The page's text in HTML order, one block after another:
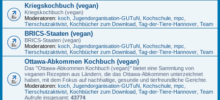
Kriegskochbuch (vegan)
Kriegskochbuch (vegan)
Moderatoren: koch, Jugendorganisation-GUTuN, Kochschule, mpc,
Tierschutzaktivist, Kochbücher zum Download, Tag-der-Tiere-Hannover, Team
BRICS-Staaten (vegan)
BRICS-Staaten (vegan)
Moderatoren: koch, Jugendorganisation-GUTuN, Kochschule, mpc,
Tierschutzaktivist, Kochbücher zum Download, Tag-der-Tiere-Hannover, Team
Ottawa-Abkommen Kochbuch (vegan)
Das "Ottawa-Abkommen Kochbuch (vegan)" bietet eine Sammlung von
veganen Rezepten aus Ländern, die das Ottawa-Abkommen unterzeichnet
haben, mit dem Fokus auf nachhaltige, gesunde und tierfreundliche Gerichte.
Moderatoren: koch, Jugendorganisation-GUTuN, Kochschule, mpc,
Tierschutzaktivist, Kochbücher zum Download, Tag-der-Tiere-Hannover, Team
Aufrufe insgesamt: 43774